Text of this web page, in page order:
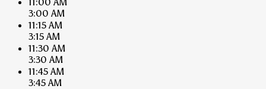
3:00 AM
11:15 AM
3:15 AM
11:30 AM
3:30 AM
11:45 AM
3:45 AM